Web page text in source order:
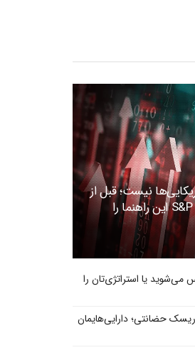
نیست؛ قبل از
خرید اپل، انویدیا یا S&P 500 این راهنما را
می‌شوید یا استراتژی‌تان را
حضانتی؛ دارایی‌هایمان